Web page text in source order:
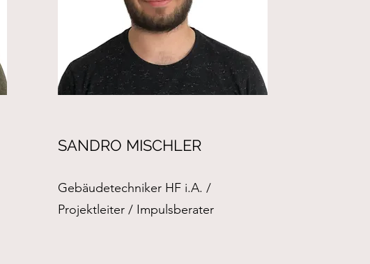
SANDRO MISCHLER
Gebäudetechniker HF i.A. /
Projektleiter / Impulsberater